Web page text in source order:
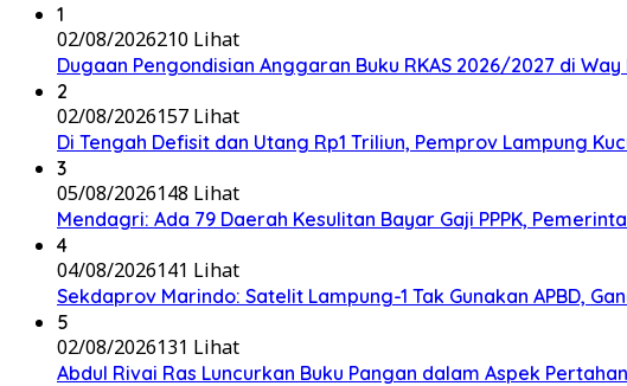
1
02/08/2026210 Lihat
Dugaan Pengondisian Anggaran Buku RKAS 2026/2027 di
2
02/08/2026157 Lihat
Di Tengah Defisit dan Utang Rp1 Triliun, Pemprov Lampung
3
05/08/2026148 Lihat
Mendagri: Ada 79 Daerah Kesulitan Bayar Gaji PPPK,
4
04/08/2026141 Lihat
Sekdaprov Marindo: Satelit Lampung-1 Tak Gunakan APBD,
5
02/08/2026131 Lihat
Abdul Rivai Ras Luncurkan Buku Pangan dalam Aspek